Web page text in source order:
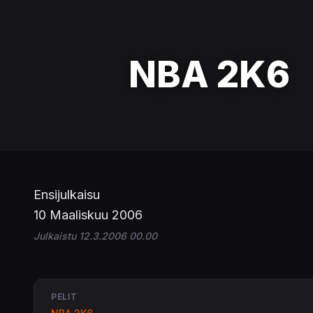
NBA 2K6
Ensijulkaisu
10 Maaliskuu 2006
Julkaistu 12.3.2006 00.00
PELIT